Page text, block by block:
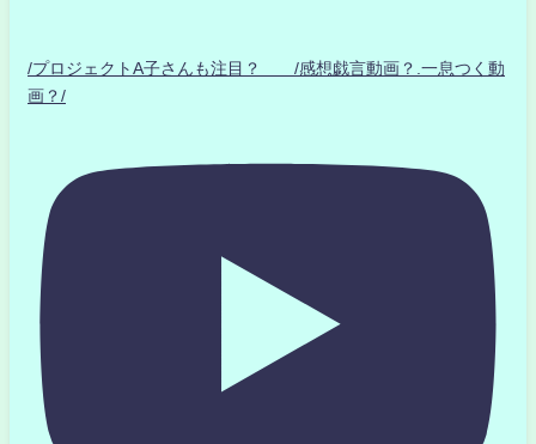
/プロジェクトA子さんも注目？ /感想戯言動画？.一息つく動
画？/